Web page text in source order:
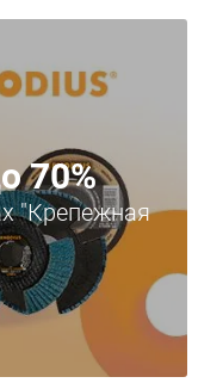
70%
"Крепежная